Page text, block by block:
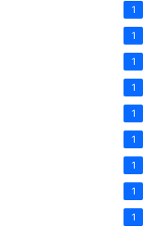
1
1
1
1
1
1
1
1
1